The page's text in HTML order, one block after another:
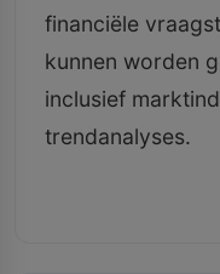
financiële
kunnen worden
inclusief
trendanalyses.